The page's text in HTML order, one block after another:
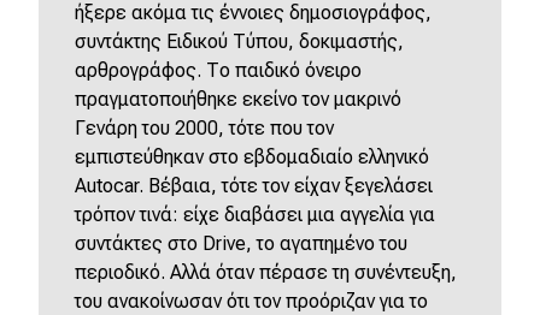
ήξερε ακόμα τις έννοιες δημοσιογράφος,
συντάκτης Ειδικού Τύπου, δοκιμαστής,
αρθρογράφος. Το παιδικό όνειρο
πραγματοποιήθηκε εκείνο τον μακρινό
Γενάρη του 2000, τότε που τον
εμπιστεύθηκαν στο εβδομαδιαίο ελληνικό
Autocar. Βέβαια, τότε τον είχαν ξεγελάσει
τρόπον τινά: είχε διαβάσει μια αγγελία για
συντάκτες στο Drive, το αγαπημένο του
περιοδικό. Αλλά όταν πέρασε τη συνέντευξη,
του ανακοίνωσαν ότι τον προόριζαν για το